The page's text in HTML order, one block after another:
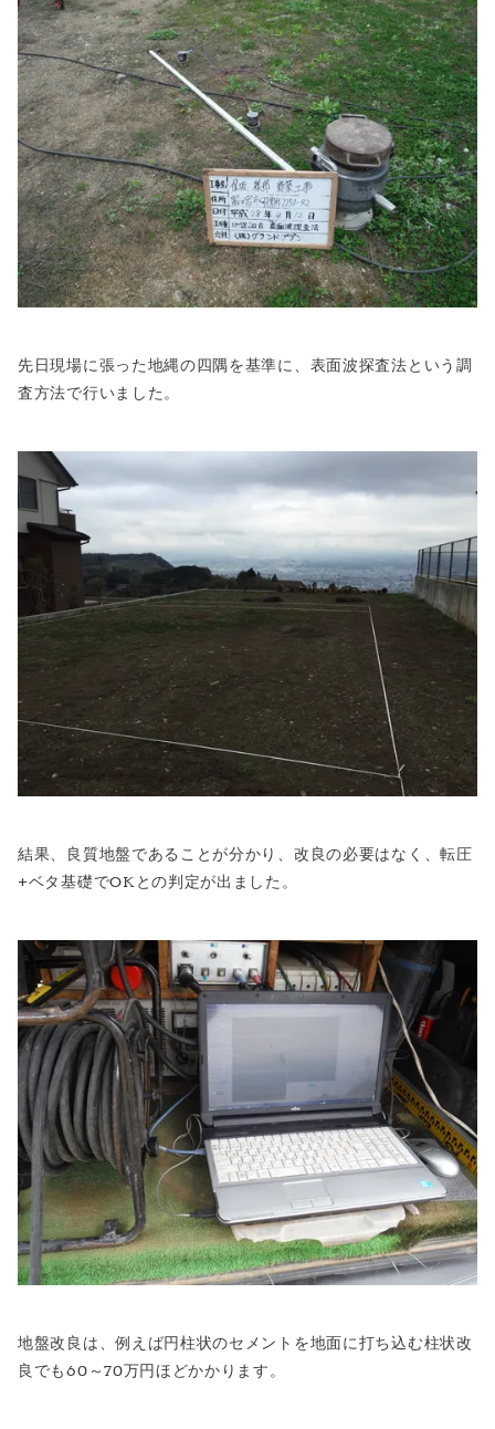
先日現場に張った地縄の四隅を基準に、表面波探査法という調
査方法で行いました。
結果、良質地盤であることが分かり、改良の必要はなく、転圧
+ベタ基礎でOKとの判定が出ました。
地盤改良は、例えば円柱状のセメントを地面に打ち込む柱状改
良でも60～70万円ほどかかります。